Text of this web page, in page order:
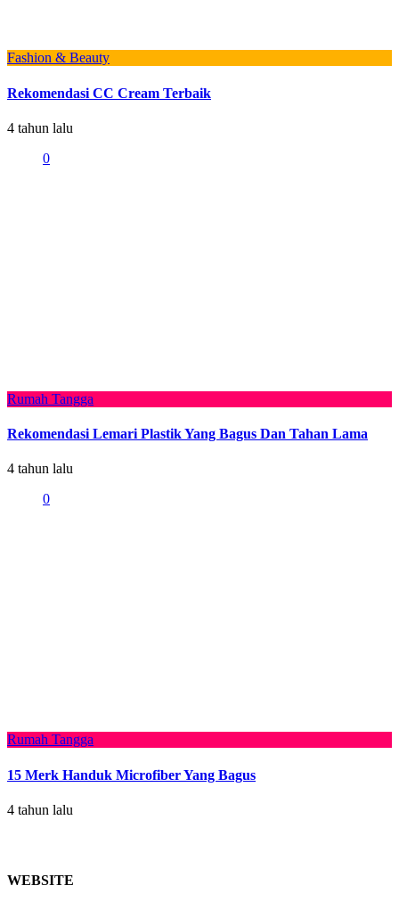
Fashion & Beauty
Rekomendasi CC Cream Terbaik
4 tahun lalu
0
Rumah Tangga
Rekomendasi Lemari Plastik Yang Bagus Dan Tahan Lama
4 tahun lalu
0
Rumah Tangga
15 Merk Handuk Microfiber Yang Bagus
4 tahun lalu
WEBSITE